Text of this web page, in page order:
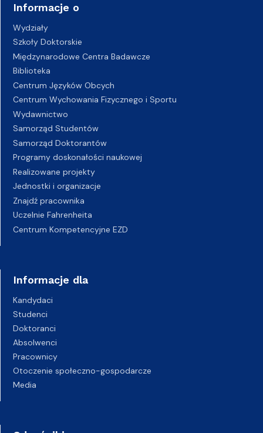
Informacje o
Wydziały
Szkoły Doktorskie
Międzynarodowe Centra Badawcze
Biblioteka
Centrum Języków Obcych
Centrum Wychowania Fizycznego i Sportu
Wydawnictwo
Samorząd Studentów
Samorząd Doktorantów
Programy doskonałości naukowej
Realizowane projekty
Jednostki i organizacje
Znajdź pracownika
Uczelnie Fahrenheita
Centrum Kompetencyjne EZD
Informacje dla
Kandydaci
Studenci
Doktoranci
Absolwenci
Pracownicy
Otoczenie społeczno-gospodarcze
Media